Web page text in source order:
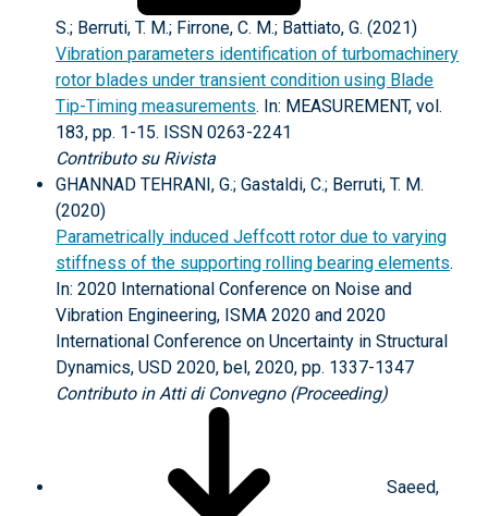
S.; Berruti, T. M.; Firrone, C. M.; Battiato, G. (2021)
Vibration parameters identification of turbomachinery
rotor blades under transient condition using Blade
Tip-Timing measurements. In: MEASUREMENT, vol.
183, pp. 1-15. ISSN 0263-2241
Contributo su Rivista
GHANNAD TEHRANI, G.; Gastaldi, C.; Berruti, T. M.
(2020)
Parametrically induced Jeffcott rotor due to varying
stiffness of the supporting rolling bearing elements.
In: 2020 International Conference on Noise and
Vibration Engineering, ISMA 2020 and 2020
International Conference on Uncertainty in Structural
Dynamics, USD 2020, bel, 2020, pp. 1337-1347
Contributo in Atti di Convegno (Proceeding)
Saeed,